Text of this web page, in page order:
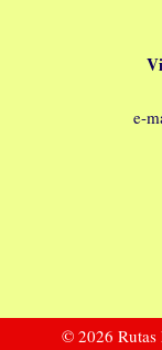
e-
© 2026 Rutas